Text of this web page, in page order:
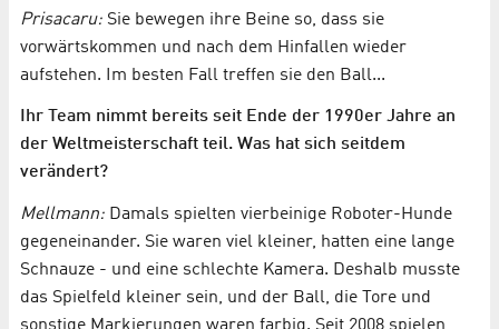
Prisacaru: Sie bewegen ihre Beine so, dass sie
vorwärtskommen und nach dem Hinfallen wieder
aufstehen. Im besten Fall treffen sie den Ball...
Ihr Team nimmt bereits seit Ende der 1990er Jahre an
der Weltmeisterschaft teil. Was hat sich seitdem
verändert?
Mellmann: Damals spielten vierbeinige Roboter-Hunde
gegeneinander. Sie waren viel kleiner, hatten eine lange
Schnauze - und eine schlechte Kamera. Deshalb musste
das Spielfeld kleiner sein, und der Ball, die Tore und